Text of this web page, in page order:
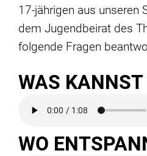
17-jährigen aus unseren
dem Jugendbeirat des
folgende Fragen
WAS KANNST
WO